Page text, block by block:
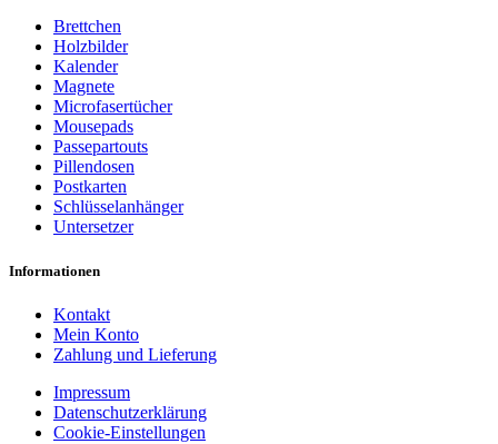
Brettchen
Holzbilder
Kalender
Magnete
Microfasertücher
Mousepads
Passepartouts
Pillendosen
Postkarten
Schlüsselanhänger
Untersetzer
Informationen
Kontakt
Mein Konto
Zahlung und Lieferung
Impressum
Datenschutzerklärung
Cookie-Einstellungen